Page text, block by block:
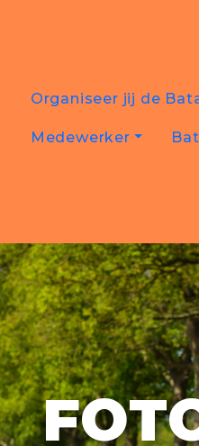
Organiseer jij de
Medewerker